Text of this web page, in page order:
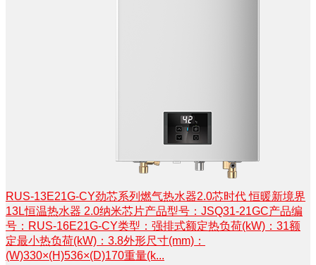
RUS-13E21G-CY劲芯系列燃气热水器2.0芯时代 恒暖新境界
13L恒温热水器 2.0纳米芯片产品型号：JSQ31-21GC产品编
号：RUS-16E21G-CY类型：强排式额定热负荷(kW)：31额
定最小热负荷(kW)：3.8外形尺寸(mm)：
(W)330×(H)536×(D)170重量(k...